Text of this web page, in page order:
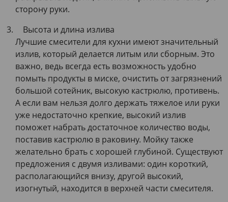
сторону руки.
Высота и длина излива
Лучшие смесители для кухни имеют значительный
излив, который делается литым или сборным. Это
важно, ведь всегда есть возможность удобно
помыть продукты в миске, очистить от загрязнений
большой сотейник, высокую кастрюлю, противень.
А если вам нельзя долго держать тяжелое или руки
уже недостаточно крепкие, высокий излив
поможет набрать достаточное количество воды,
поставив кастрюлю в раковину. Мойку также
желательно брать с хорошей глубиной. Существуют
предложения с двумя изливами: один короткий,
располагающийся внизу, другой высокий,
изогнутый, находится в верхней части смесителя.